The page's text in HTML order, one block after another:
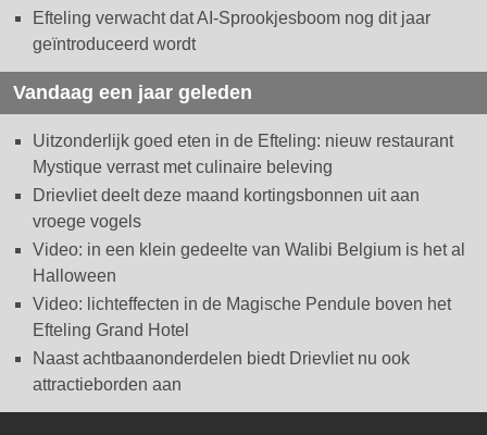
Efteling verwacht dat AI-Sprookjesboom nog dit jaar
geïntroduceerd wordt
Vandaag een jaar geleden
Uitzonderlijk goed eten in de Efteling: nieuw restaurant
Mystique verrast met culinaire beleving
Drievliet deelt deze maand kortingsbonnen uit aan
vroege vogels
Video: in een klein gedeelte van Walibi Belgium is het al
Halloween
Video: lichteffecten in de Magische Pendule boven het
Efteling Grand Hotel
Naast achtbaanonderdelen biedt Drievliet nu ook
attractieborden aan